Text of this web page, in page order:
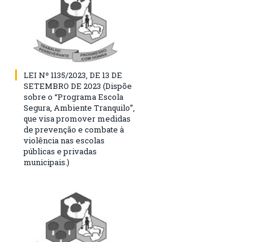
LEI Nº 1135/2023, DE 13 DE
SETEMBRO DE 2023 (Dispõe
sobre o “Programa Escola
Segura, Ambiente Tranquilo”,
que visa promover medidas
de prevenção e combate à
violência nas escolas
públicas e privadas
municipais.)